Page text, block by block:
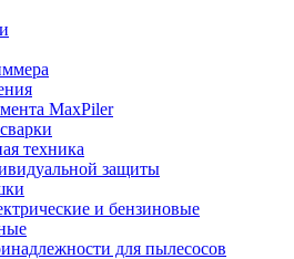
MaxPiler
техника
защиты
и бензиновые
для пылесосов